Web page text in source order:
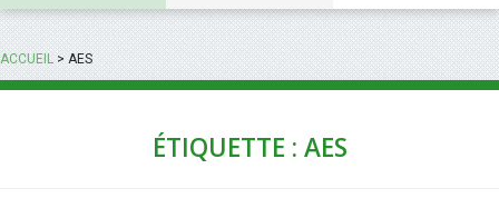
ACCUEIL>AES
ÉTIQUETTE : AES